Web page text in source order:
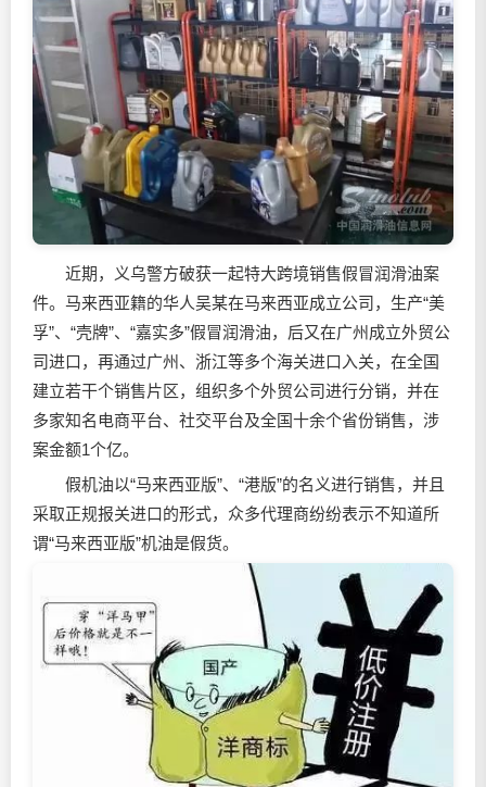
近期，义乌警方破获一起特大跨境销售假冒润滑油案
件。马来西亚籍的华人吴某在马来西亚成立公司，生产“美
孚”、“壳牌”、“嘉实多”假冒润滑油，后又在广州成立外贸公
司进口，再通过广州、浙江等多个海关进口入关，在全国
建立若干个销售片区，组织多个外贸公司进行分销，并在
多家知名电商平台、社交平台及全国十余个省份销售，涉
案金额1个亿。
假机油以“马来西亚版”、“港版”的名义进行销售，并且
采取正规报关进口的形式，众多代理商纷纷表示不知道所
谓“马来西亚版”机油是假货。